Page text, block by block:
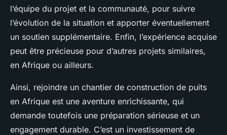
l’équipe du projet et la communauté, pour suivre
l’évolution de la situation et apporter éventuellement
un soutien supplémentaire. Enfin, l’expérience acquise
peut être précieuse pour d’autres projets similaires,
en Afrique ou ailleurs.
Ainsi, rejoindre un chantier de construction de puits
en Afrique est une aventure enrichissante, qui
demande toutefois une préparation sérieuse et un
engagement durable. C’est un investissement de